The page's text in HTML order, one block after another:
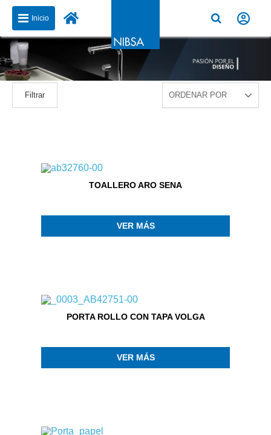
Inicio
Filtrar
TOALLERO ARO SENA
VER MÁS
PORTA ROLLO CON TAPA VOLGA
VER MÁS